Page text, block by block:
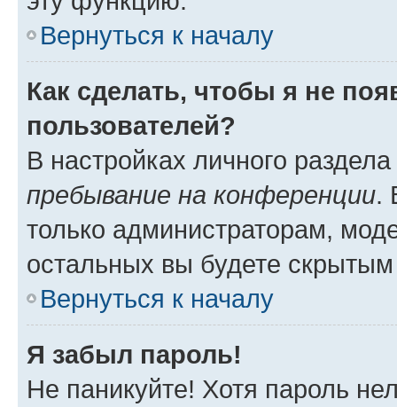
Вернуться к началу
Как сделать, чтобы я не
пользователей?
В настройках личного
пребывание на конференции.
только администраторам,
остальных вы будете
Вернуться к началу
Я забыл пароль!
Не паникуйте! Хотя пароль